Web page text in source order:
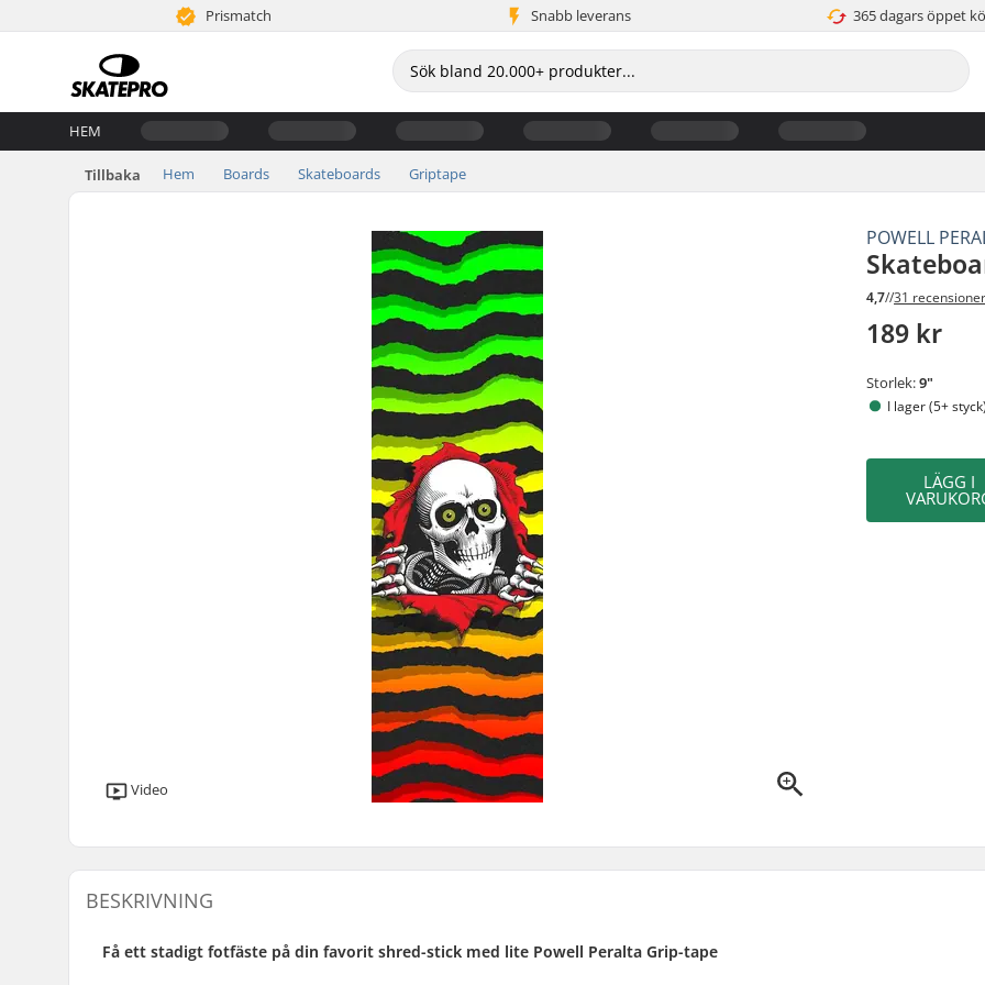
Prismatch Snabb leverans 365 dagars öppet
HEM
Tillbaka Hem Boards Skateboards Griptape
POWELL
4,7//31
189 kr
Video
Storlek:9"
I lager (5+
LÄGG I
BESKRIVNING
Få ett stadigt fotfäste på din favorit shred-stick med lite Powell Peralta Grip-tape